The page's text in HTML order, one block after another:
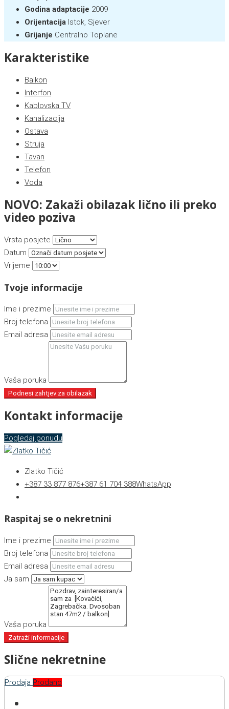
Godina adaptacije 2009
Orijentacija Istok, Sjever
Grijanje Centralno Toplane
Karakteristike
Balkon
Interfon
Kablovska TV
Kanalizacija
Ostava
Struja
Tavan
Telefon
Voda
NOVO: Zakaži obilazak lično ili preko
video poziva
Vrsta posjete
Datum
Vrijeme
Tvoje informacije
Ime i prezime
Broj telefona
Email adresa
Vaša poruka
Podnesi zahtjev za obilazak
Kontakt informacije
Pogledaj ponudu
Zlatko Tičić
+387 33 877 876+387 61 704 388WhatsApp
Raspitaj se o nekretnini
Ime i prezime
Broj telefona
Email adresa
Ja sam
Vaša poruka
Zatraži informacije
Slične nekretnine
Prodaja Prodano